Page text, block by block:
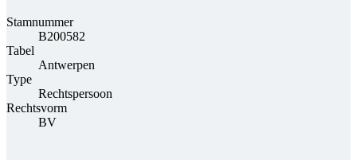
Stamnummer
B200582
Tabel
Antwerpen
Type
Rechtspersoon
Rechtsvorm
BV